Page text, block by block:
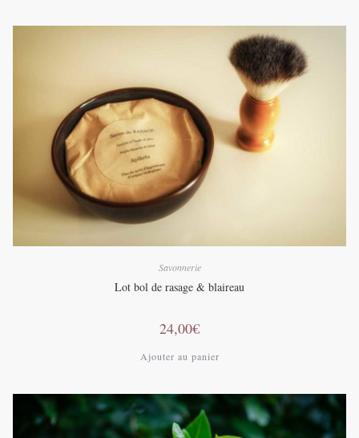
Savonnerie
Lot bol de rasage & blaireau
24,00€
Ajouter au panier